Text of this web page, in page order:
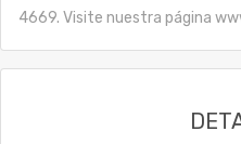
4669. Visite nuestra página